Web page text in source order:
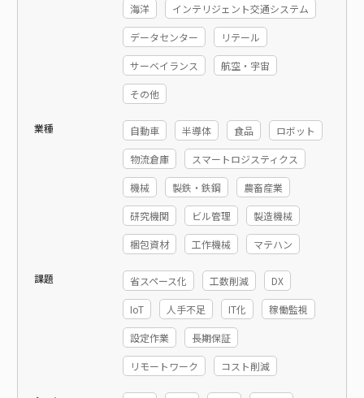
海洋 インテリジェント交通システム
データセンター リテール
サーベイランス 航空・宇宙
その他
業種 自動車 半導体 食品 ロボット
物流倉庫 スマートロジスティクス
機械 製鉄・鉄鋼 農畜産業
研究機関 ビル管理 製造機械
梱包資材 工作機械 マテハン
課題 省スペース化 工数削減 DX
IoT 人手不足 IT化 稼働監視
設定作業 長期保証
リモートワーク コスト削減